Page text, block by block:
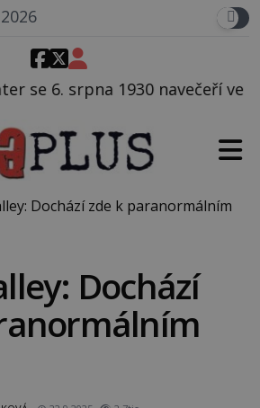
ve své oblíbené
Dochází zde k paranormálním
Dochází